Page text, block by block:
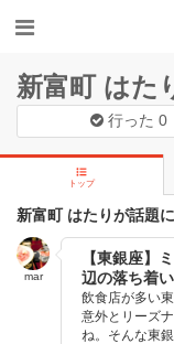
新富町 はた
行った0
トップ
新富町 はたりが話題
mar
【東銀座】
辺の落ち着
飲食店が多い
意外とリーズ
ね。そんな東